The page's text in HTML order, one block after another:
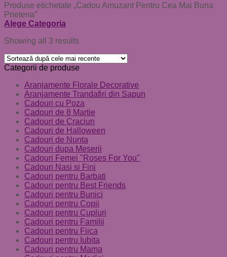
Produse etichetate „Cadou Amuzant Pentru Cea Mai Buna
Prietena”
Alege Categoria
Showing all 3 results
Categorii de produse
Aranjamente Florale Decorative
Aranjamente Trandafiri din Sapun
Cadouri cu Poza
Cadouri de 8 Martie
Cadouri de Craciun
Cadouri de Halloween
Cadouri de Nunta
Cadouri dupa Meserii
Cadouri Femei "Roses For You"
Cadouri Nasi si Fini
Cadouri pentru Barbati
Cadouri pentru Best Friends
Cadouri pentru Bunici
Cadouri pentru Copii
Cadouri pentru Cupluri
Cadouri pentru Familii
Cadouri pentru Fiica
Cadouri pentru Iubita
Cadouri pentru Mama